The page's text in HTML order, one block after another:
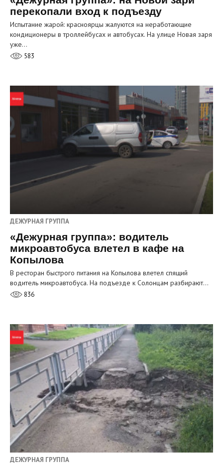
перекопали вход к подъезду
Испытание жарой: красноярцы жалуются на неработающие
кондиционеры в троллейбусах и автобусах. На улице Новая заря
уже…
583
ДЕЖУРНАЯ ГРУППА
«Дежурная группа»: водитель
микроавтобуса влетел в кафе на
Копылова
В ресторан быстрого питания на Копылова влетел спящий
водитель микроавтобуса. На подъезде к Солонцам разбирают…
836
ДЕЖУРНАЯ ГРУППА